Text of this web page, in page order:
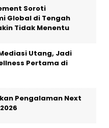
Soroti
Global di Tengah
Tidak Menentu
Utang, Jadi
Pertama di
Pengalaman Next